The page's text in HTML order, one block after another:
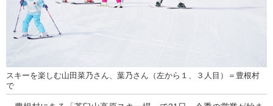
スキーを楽しむ山田菜乃さん、葉乃さん（左から１、３人目）＝豊根村
で